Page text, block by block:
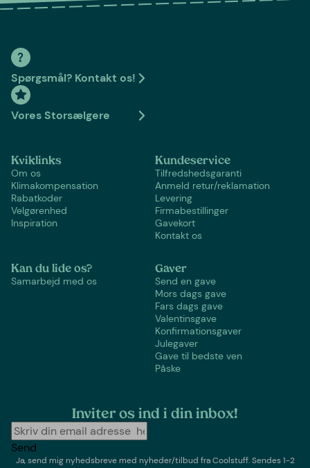
Spørgsmål? Kontakt os!
Vores Storsælgere
Kviklinks
Om os
Klimakompensation
Rabatkoder
Velgørenhed
Inspiration
Kundeservice
Tilfredshedsgaranti
Anmeld retur/reklamation
Levering
Firmabestillinger
Gavekort
Kontakt os
Kan du lide os?
Samarbejd med os
Gaver
Send en gave
Mors dags gave
Fars dags gave
Valentinsgave
Konfirmationsgaver
Julegaver
Gave til bedste ven
Påske
Inviter os ind i din inbox!
Send
Ja, send mig nyhedsbreve med nyheder/tilbud fraCoolstuff. Sendes 1-2